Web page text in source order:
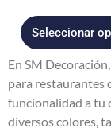
Seleccionar
la
de
En SM
para restaurantes
funcionalidad a tu
diversos colores,